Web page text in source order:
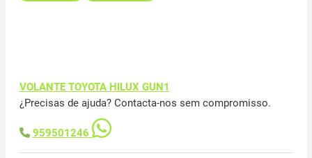
VOLANTE TOYOTA HILUX GUN1
¿Precisas de ajuda? Contacta-nos sem compromisso.
959501246